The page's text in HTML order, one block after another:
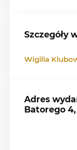
Szczegóły
Wigilia
Adres
Batorego